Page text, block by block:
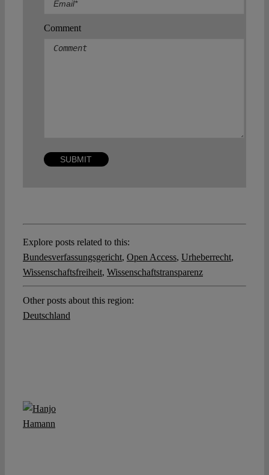
Comment
Explore posts related to this:
Bundesverfassungsgericht, Open Access, Urheberrecht,
Wissenschaftsfreiheit, Wissenschaftstransparenz
Other posts about this region:
Deutschland